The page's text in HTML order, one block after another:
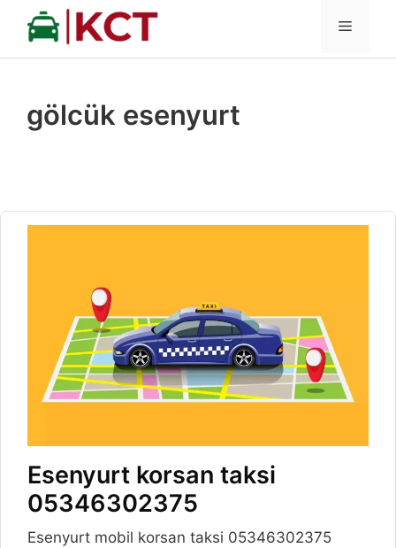
İçeriğe
MENÜ
gölcük esenyurt
Esenyurt korsan taksi
05346302375
Esenyurt mobil korsan taksi 05346302375